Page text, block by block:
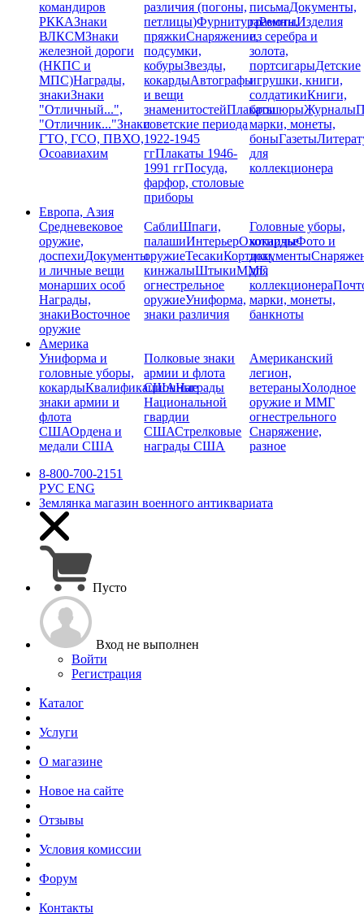
командиров
РККАЗнаки
ВЛКСМЗнаки
железной дороги
(НКПС и
МПС)Награды,
знакиЗнаки
"Отличный...",
"Отличник..."Знаки
ГТО, ГСО, ПВХО,
Осоавиахим
различия (погоны,
петлицы)ФурнитураРемни,
пряжкиСнаряжение,
подсумки,
кобурыЗвезды,
кокардыАвтографы
и вещи
знаменитостейПлакаты
советские периода
1922-1945
ггПлакаты 1946-
1991 ггПосуда,
фарфор, столовые
приборы
письмаДокументы,
грамотыИзделия
из серебра и
золота,
портсигарыДетские
игрушки, книги,
солдатикиКниги,
брошюрыЖурналы
марки, монеты,
боныГазеты
для
коллекционера
Европа, Азия
Средневековое
оружие,
доспехиДокументы
и личные вещи
монарших особ
Награды,
знакиВосточное
оружие
СаблиШпаги,
палашиИнтерьерОхотничье
оружиеТесакиКортики,
кинжалыШтыкиММГ,
огнестрельное
оружиеУниформа,
знаки различия
Головные уборы,
кокардыФото и
документы
для
коллекционера
марки, монеты,
банкноты
Америка
Униформа и
головные уборы,
кокардыКвалификационные
знаки армии и
флота
СШАОрдена и
медали США
Полковые знаки
армии и флота
СШАНаграды
Национальной
гвардии
СШАСтрелковые
награды США
Американский
легион,
ветераныХолодное
оружие и ММГ
огнестрельного
Снаряжение,
разное
8-800-700-2151
РУС ENG
Землянка магазин военного антиквариата
Пусто
Вход не выполнен
Войти
Регистрация
Каталог
Услуги
О магазине
Новое на сайте
Отзывы
Условия комиссии
Форум
Контакты